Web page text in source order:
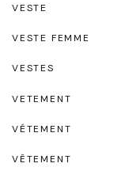
VESTE
VESTE FEMME
VESTES
VETEMENT
VÉTEMENT
VÊTEMENT